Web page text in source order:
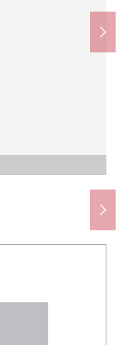
、千日前线"阿波座"车
步行1分钟的Mansion
步行1分钟的Mansion
步行1分钟的Mansion
线)(约80m)
)(约80m)